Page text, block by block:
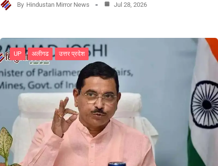
By Hindustan Mirror News Jul 28, 2026
UP अलीगढ उत्तर प्रदेश